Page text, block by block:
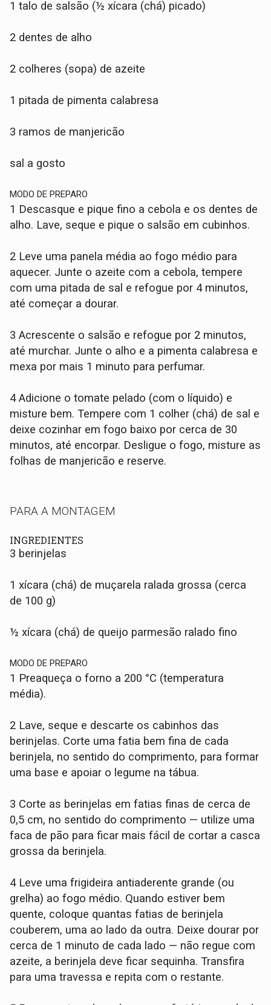
1 talo de salsão (½ xícara (chá) picado)
2 dentes de alho
2 colheres (sopa) de azeite
1 pitada de pimenta calabresa
3 ramos de manjericão
sal a gosto
MODO DE PREPARO
1 Descasque e pique fino a cebola e os dentes de
alho. Lave, seque e pique o salsão em cubinhos.
2 Leve uma panela média ao fogo médio para
aquecer. Junte o azeite com a cebola, tempere
com uma pitada de sal e refogue por 4 minutos,
até começar a dourar.
3 Acrescente o salsão e refogue por 2 minutos,
até murchar. Junte o alho e a pimenta calabresa e
mexa por mais 1 minuto para perfumar.
4 Adicione o tomate pelado (com o líquido) e
misture bem. Tempere com 1 colher (chá) de sal e
deixe cozinhar em fogo baixo por cerca de 30
minutos, até encorpar. Desligue o fogo, misture as
folhas de manjericão e reserve.
PARA A MONTAGEM
INGREDIENTES
3 berinjelas
1 xícara (chá) de muçarela ralada grossa (cerca
de 100 g)
½ xícara (chá) de queijo parmesão ralado fino
MODO DE PREPARO
1 Preaqueça o forno a 200 °C (temperatura
média).
2 Lave, seque e descarte os cabinhos das
berinjelas. Corte uma fatia bem fina de cada
berinjela, no sentido do comprimento, para formar
uma base e apoiar o legume na tábua.
3 Corte as berinjelas em fatias finas de cerca de
0,5 cm, no sentido do comprimento — utilize uma
faca de pão para ficar mais fácil de cortar a casca
grossa da berinjela.
4 Leve uma frigideira antiaderente grande (ou
grelha) ao fogo médio. Quando estiver bem
quente, coloque quantas fatias de berinjela
couberem, uma ao lado da outra. Deixe dourar por
cerca de 1 minuto de cada lado — não regue com
azeite, a berinjela deve ficar sequinha. Transfira
para uma travessa e repita com o restante.